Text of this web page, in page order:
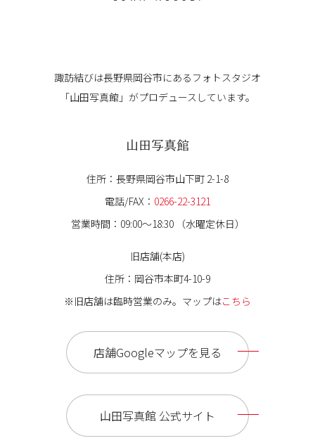
諏訪結びは長野県岡谷市にある フォトスタジオ
「山田写真館」がプロデュースしています。
山田写真館
住所：長野県岡谷市山下町 2-1-8
電話/FAX： 0266-22-3121
営業時間：09:00〜18:30 （水曜定休日）
旧店舗(本店)
住所：岡谷市本町4-10-9
※旧店舗は臨時営業のみ。マップはこちら
店舗Googleマップを見る
山田写真館 公式サイト